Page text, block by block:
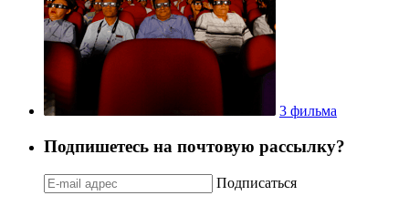
3 фильма
Подпишетесь на почтовую рассылку?
Подписаться